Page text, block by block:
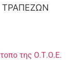
της Ο.Τ.Ο.Ε.